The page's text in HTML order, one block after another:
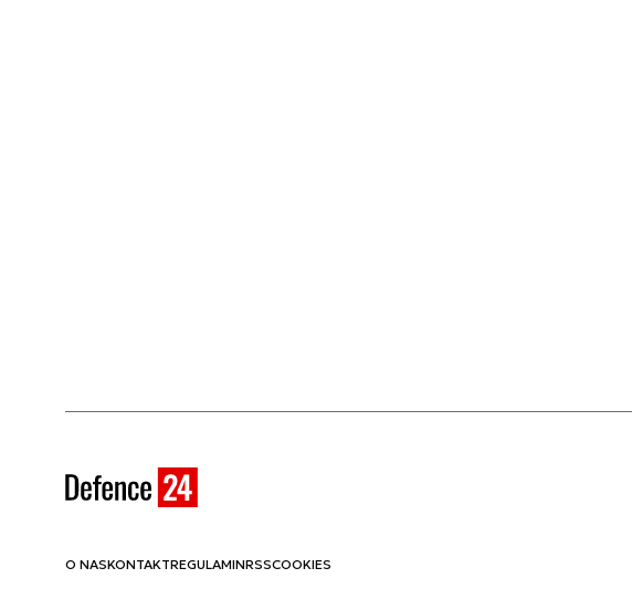
O NASKONTAKTREGULAMINRSSCOOKIES